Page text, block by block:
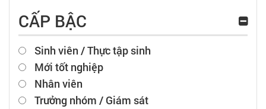
CẤP BẬC
Sinh viên / Thực tập sinh
Mới tốt nghiệp
Nhân viên
Trưởng nhóm / Giám sát